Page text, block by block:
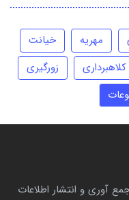
مهریه
خیانت
کلاهبرداری
زورگیری
از سال 1394 با هدف جمع آوری و انتشار اطلاعات